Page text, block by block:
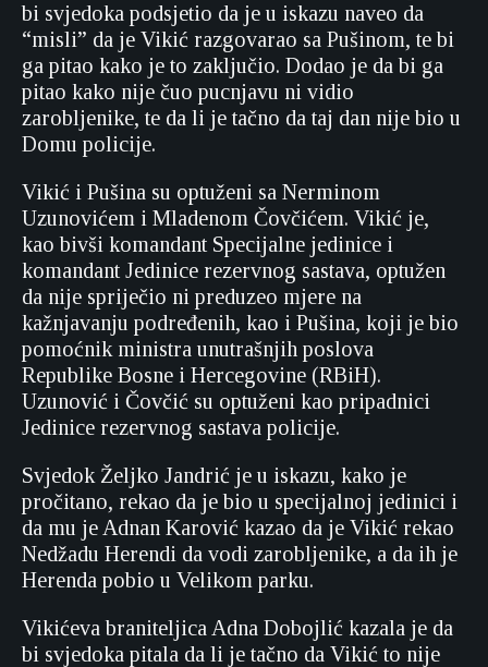
bi svjedoka podsjetio da je u iskazu naveo da
“misli” da je Vikić razgovarao sa Pušinom, te bi
ga pitao kako je to zaključio. Dodao je da bi ga
pitao kako nije čuo pucnjavu ni vidio
zarobljenike, te da li je tačno da taj dan nije bio u
Domu policije.
Vikić i Pušina su optuženi sa Nerminom
Uzunovićem i Mladenom Čovčićem. Vikić je,
kao bivši komandant Specijalne jedinice i
komandant Jedinice rezervnog sastava, optužen
da nije spriječio ni preduzeo mjere na
kažnjavanju podređenih, kao i Pušina, koji je bio
pomoćnik ministra unutrašnjih poslova
Republike Bosne i Hercegovine (RBiH).
Uzunović i Čovčić su optuženi kao pripadnici
Jedinice rezervnog sastava policije.
Svjedok Željko Jandrić je u iskazu, kako je
pročitano, rekao da je bio u specijalnoj jedinici i
da mu je Adnan Karović kazao da je Vikić rekao
Nedžadu Herendi da vodi zarobljenike, a da ih je
Herenda pobio u Velikom parku.
Vikićeva braniteljica Adna Dobojlić kazala je da
bi svjedoka pitala da li je tačno da Vikić to nije